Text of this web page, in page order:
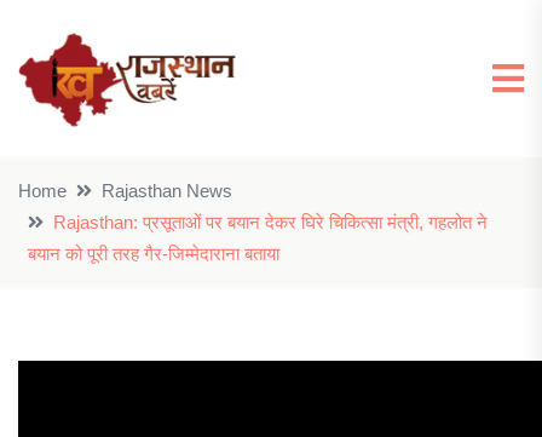
Home
Rajasthan News
Rajasthan: प्रसूताओं पर बयान देकर घिरे चिकित्सा मंत्री, गहलोत ने
बयान को पूरी तरह गैर-जिम्मेदाराना बताया